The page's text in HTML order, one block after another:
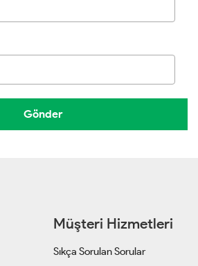
Müşteri Hizmetleri
Sıkça Sorulan Sorular